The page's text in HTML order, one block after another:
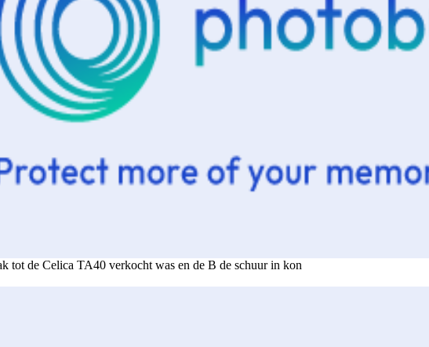
tot de Celica TA40 verkocht was en de B de schuur in kon